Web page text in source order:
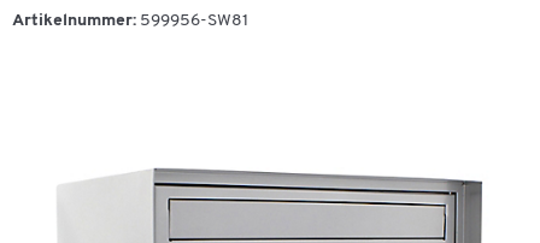
Artikelnummer: 599956-SW81